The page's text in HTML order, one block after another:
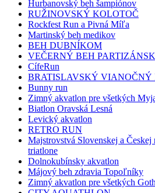
Hurbanovský beh šampiónov
RUŽINOVSKÝ KOLOTOČ
Rockfest Run a Pivná Míľa
Martinský beh medikov
BEH DUBNÍKOM
VEČERNÝ BEH
CífeRun
BRATISLAVSKÝ VIANOČNÝ
Bunny run
Zimný akvatlon pre všetkých
Biatlon Oravská Lesná
Levický akvatlon
RETRO RUN
Majstrovstvá Slovenskej a
triatlone
Dolnokubínsky akvatlon
Májový beh zdravia Topoľníky
Zimný akvatlon pre všetkých